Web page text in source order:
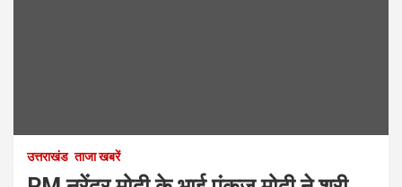
उत्तराखंड ताजा खबरें